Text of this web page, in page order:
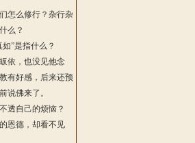
怎么修行？杂行杂
么？
”是指什么？
依，也没见他念
有好感，后来还预
说佛来了。
透自己的烦恼？
恩德，却看不见